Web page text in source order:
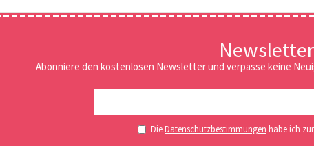
Newsletter
Abonniere den kostenlosen Newsletter und verpasse keine
DieDatenschutzbestimmungen habe ich